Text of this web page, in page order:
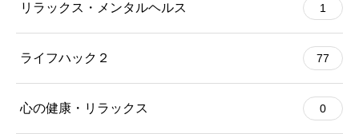
リラックス・メンタルヘルス 1
ライフハック２ 77
心の健康・リラックス 0